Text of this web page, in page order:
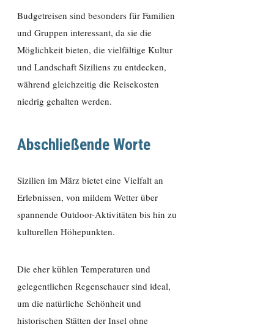
Budgetreisen sind besonders für Familien
und Gruppen interessant, da sie die
Möglichkeit bieten, die vielfältige Kultur
und Landschaft Siziliens zu entdecken,
während gleichzeitig die Reisekosten
niedrig gehalten werden.
Abschließende Worte
Sizilien im März bietet eine Vielfalt an
Erlebnissen, von mildem Wetter über
spannende Outdoor-Aktivitäten bis hin zu
kulturellen Höhepunkten.
Die eher kühlen Temperaturen und
gelegentlichen Regenschauer sind ideal,
um die natürliche Schönheit und
historischen Stätten der Insel ohne